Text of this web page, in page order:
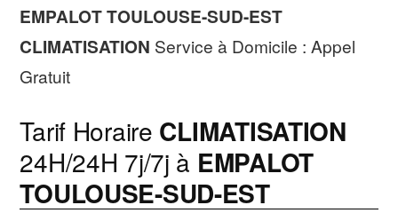
EMPALOT TOULOUSE-SUD-EST
CLIMATISATION Service à Domicile : Appel
Gratuit
Tarif Horaire CLIMATISATION
24H/24H 7j/7j à EMPALOT
TOULOUSE-SUD-EST